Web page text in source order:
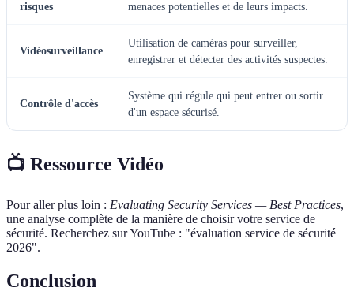
risques
menaces potentielles et de leurs impacts.
Vidéosurveillance
Utilisation de caméras pour surveiller,
enregistrer et détecter des activités suspectes.
Contrôle d'accès
Système qui régule qui peut entrer ou sortir
d'un espace sécurisé.
📺 Ressource Vidéo
Pour aller plus loin : Evaluating Security Services — Best Practices,
une analyse complète de la manière de choisir votre service de
sécurité. Recherchez sur YouTube : "évaluation service de sécurité
2026".
Conclusion